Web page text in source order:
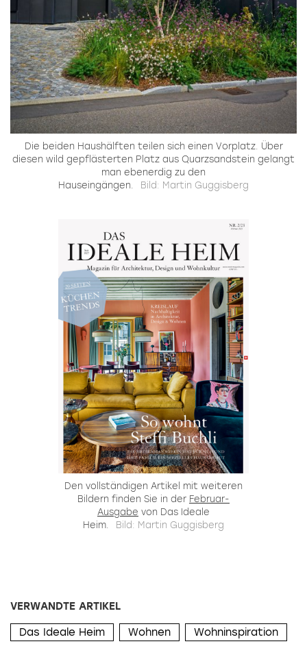
Die beiden Haushälften teilen sich einen Vorplatz. Über
diesen wild gepflästerten Platz aus Quarzsandstein gelangt
man ebenerdig zu den
Hauseingängen.
Bild: Martin Guggisberg
Den vollständigen Artikel mit weiteren
Bildern finden Sie in der Februar-
Ausgabe von Das Ideale
Heim.
Bild: Martin Guggisberg
VERWANDTE ARTIKEL
Das Ideale Heim Wohnen Wohninspiration